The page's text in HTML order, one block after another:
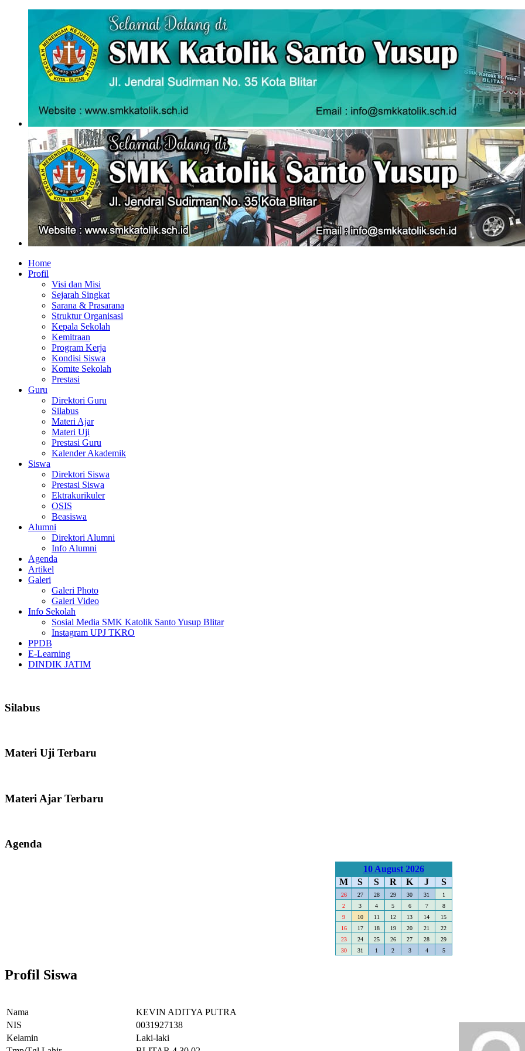
Home
Profil
Visi dan Misi
Sejarah Singkat
Sarana & Prasarana
Struktur Organisasi
Kepala Sekolah
Kemitraan
Program Kerja
Kondisi Siswa
Komite Sekolah
Prestasi
Guru
Direktori Guru
Silabus
Materi Ajar
Materi Uji
Prestasi Guru
Kalender Akademik
Siswa
Direktori Siswa
Prestasi Siswa
Ektrakurikuler
OSIS
Beasiswa
Alumni
Direktori Alumni
Info Alumni
Agenda
Artikel
Galeri
Galeri Photo
Galeri Video
Info Sekolah
Sosial Media SMK Katolik Santo Yusup Blitar
Instagram UPJ TKRO
PPDB
E-Learning
DINDIK JATIM
Silabus
Materi Uji Terbaru
Materi Ajar Terbaru
Agenda
10 August 2026
M
S S R K J S
26 27 28 29 30 31
1
2
3 4 5 6 7
8
9
10 11 12 13 14
15
16
17 18 19 20 21
22
23
24 25 26 27 28
29
30
31 1 2 3 4 5
Profil Siswa
Nama
KEVIN ADITYA PUTRA
NIS
0031927138
Kelamin
Laki-laki